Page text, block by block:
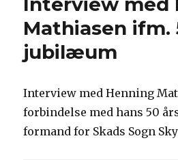
Mathiasen ifm.
jubilæum
Interview med Henning
forbindelse med hans 50
formand for Skads Sogn